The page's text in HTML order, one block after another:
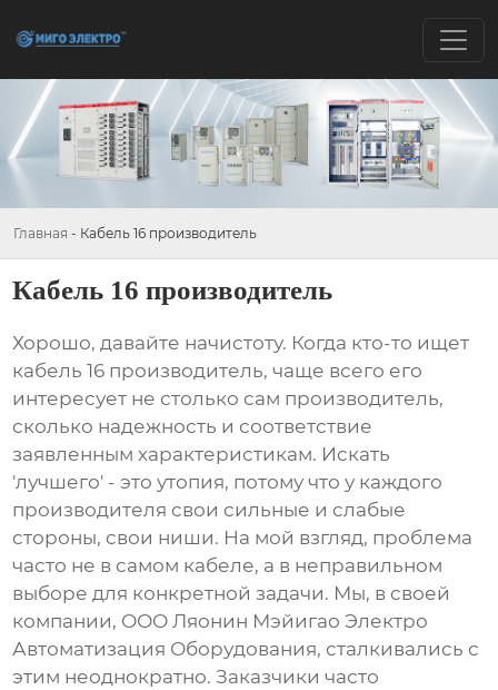
Главная - Кабель 16 производитель
Кабель 16 производитель
Хорошо, давайте начистоту. Когда кто-то ищет
кабель 16 производитель, чаще всего его
интересует не столько сам производитель,
сколько надежность и соответствие
заявленным характеристикам. Искать
'лучшего' - это утопия, потому что у каждого
производителя свои сильные и слабые
стороны, свои ниши. На мой взгляд, проблема
часто не в самом кабеле, а в неправильном
выборе для конкретной задачи. Мы, в своей
компании, ООО Ляонин Мэйигао Электро
Автоматизация Оборудования, сталкивались с
этим неоднократно. Заказчики часто